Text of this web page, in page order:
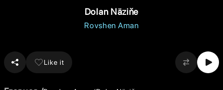
Dolan Näziňe
Rovshen Aman
Like it